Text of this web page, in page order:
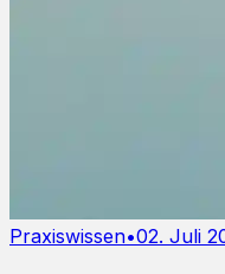
Praxiswissen•02. Juli